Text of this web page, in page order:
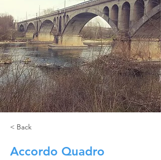
< Back
Accordo Quadro